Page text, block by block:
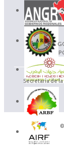
LOS
Secretaría de la